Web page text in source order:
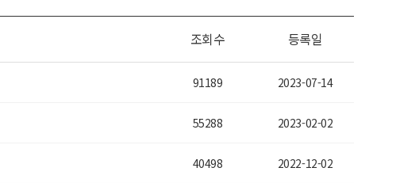
조회수 등록일
91189 2023-07-14
55288 2023-02-02
40498 2022-12-02